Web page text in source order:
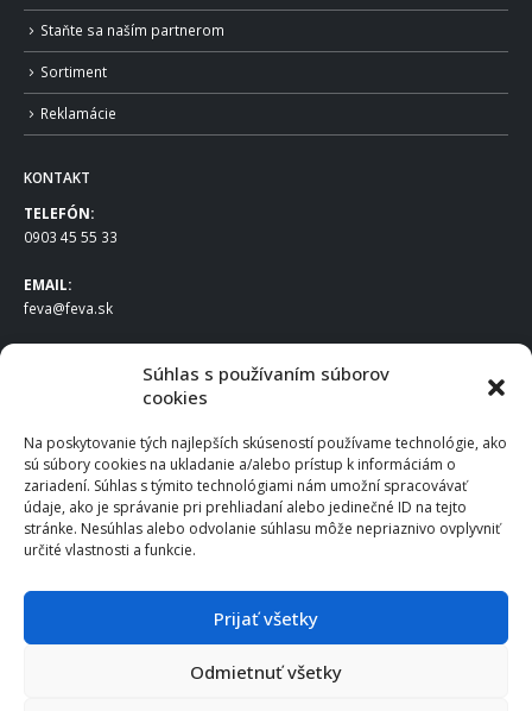
Súhlas s používaním súborov
cookies
Na poskytovanie tých najlepších skúseností používame technológie, ako
sú súbory cookies na ukladanie a/alebo prístup k informáciám o
zariadení. Súhlas s týmito technológiami nám umožní spracovávať
údaje, ako je správanie pri prehliadaní alebo jedinečné ID na tejto
stránke. Nesúhlas alebo odvolanie súhlasu môže nepriaznivo ovplyvniť
určité vlastnosti a funkcie.
Prijať všetky
Odmietnuť všetky
Staňte sa naším partnerom
Sortiment
Reklamácie
KONTAKT
TELEFÓN:
0903 45 55 33
EMAIL:
feva@feva.sk
FEVA Slovakia SK s.r.o.
831 04 Bratislava
IČO: 50922688
DIČ: 2120539388
IČ DPH: SK2120539388
Po – Pia: 8:00 – 16:30